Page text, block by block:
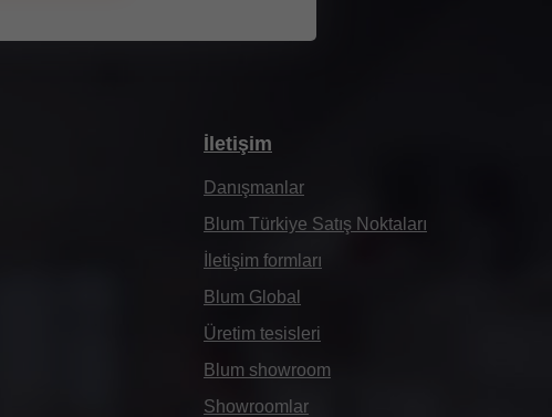
İletişim
Danışmanlar
Blum Türkiye Satış Noktaları
İletişim formları
Blum Global
Üretim tesisleri
Blum showroom
Showroomlar